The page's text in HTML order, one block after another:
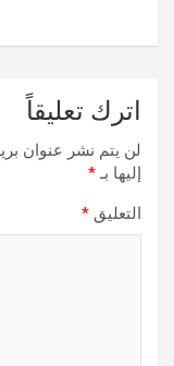
اترك تعليقاً
لن يتم نشر عنوان
إليها بـ*
التعليق *